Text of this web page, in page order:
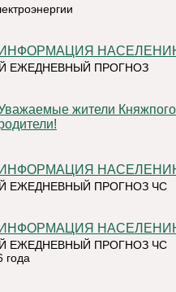
ИНФОРМАЦИЯ
ЕЖЕДНЕВНЫЙ ПРОГНОЗ
Дорогие ребята и
ИНФОРМАЦИЯ
ЕЖЕДНЕВНЫЙ ПРОГНОЗ ЧС
ИНФОРМАЦИЯ
ЕЖЕДНЕВНЫЙ ПРОГНОЗ ЧС
года